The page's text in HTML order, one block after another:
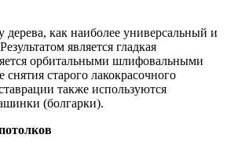
как наиболее универсальный и
является гладкая
орбитальными шлифовальными
старого лакокрасочного
также используются
(болгарки).